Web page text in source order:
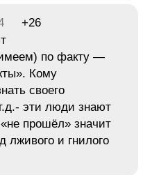
+26
по факту —
Кому
своего
эти люди знают
прошёл» значит
лживого и гнилого